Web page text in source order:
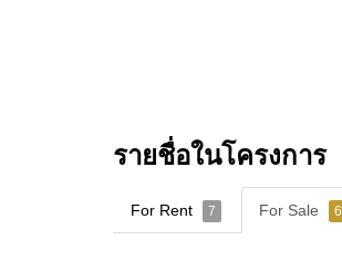
รายชื่อในโครงการ
For Rent 7 For Sale 6